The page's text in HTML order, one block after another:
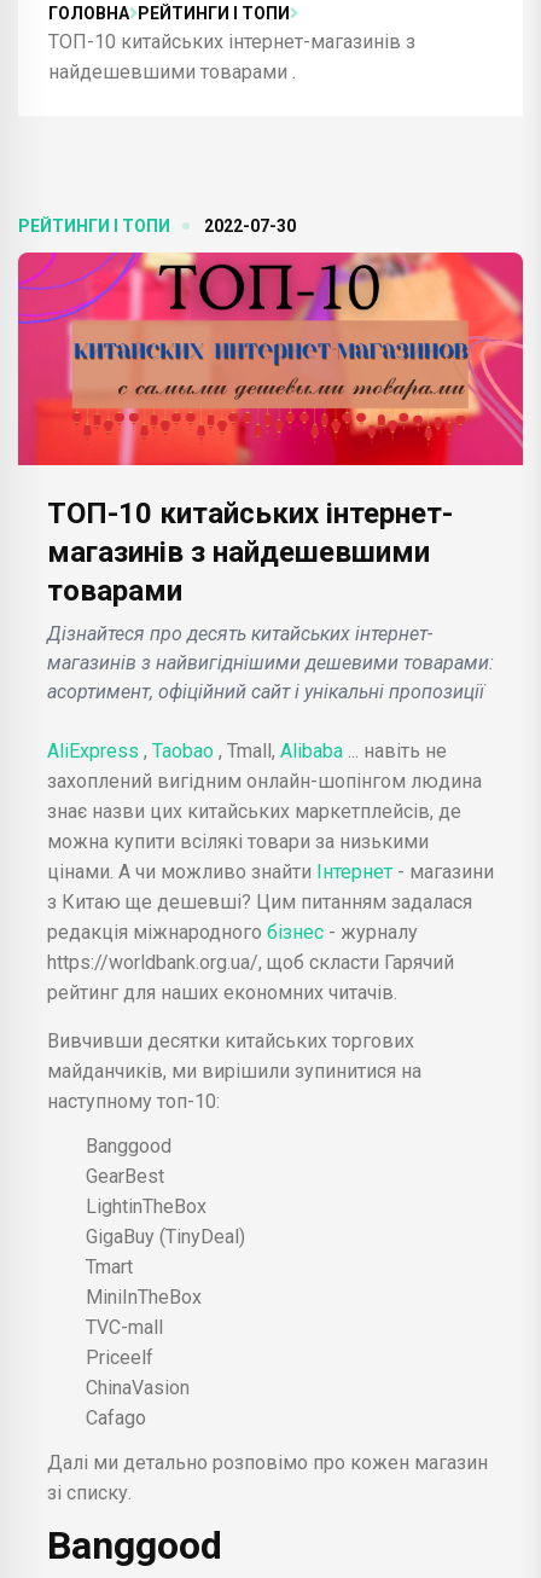
ГОЛОВНА РЕЙТИНГИ І ТОПИ
ТОП-10 китайських інтернет-магазинів з
найдешевшими товарами .
РЕЙТИНГИ І ТОПИ 2022-07-30
ТОП-10 китайських інтернет-
магазинів з найдешевшими
товарами
Дізнайтеся про десять китайських інтернет-
магазинів з найвигіднішими дешевими товарами:
асортимент, офіційний сайт і унікальні пропозиції
AliExpress , Taobao , Tmall, Alibaba
... навіть не
захоплений вигідним онлайн-шопінгом людина
знає назви цих китайських маркетплейсів, де
можна купити всілякі товари за низькими
цінами. А чи можливо знайти Інтернет - магазини
з Китаю ще дешевші? Цим питанням задалася
редакція міжнародного бізнес - журналу
https://worldbank.org.ua/, щоб скласти Гарячий
рейтинг для наших економних читачів.
Вивчивши десятки китайських торгових
майданчиків, ми вирішили зупинитися на
наступному топ-10:
Banggood
GearBest
LightinTheBox
GigaBuy (TinyDeal)
Tmart
MiniInTheBox
TVC-mall
Priceelf
ChinaVasion
Cafago
Далі ми детально розповімо про кожен магазин
зі списку.
Banggood